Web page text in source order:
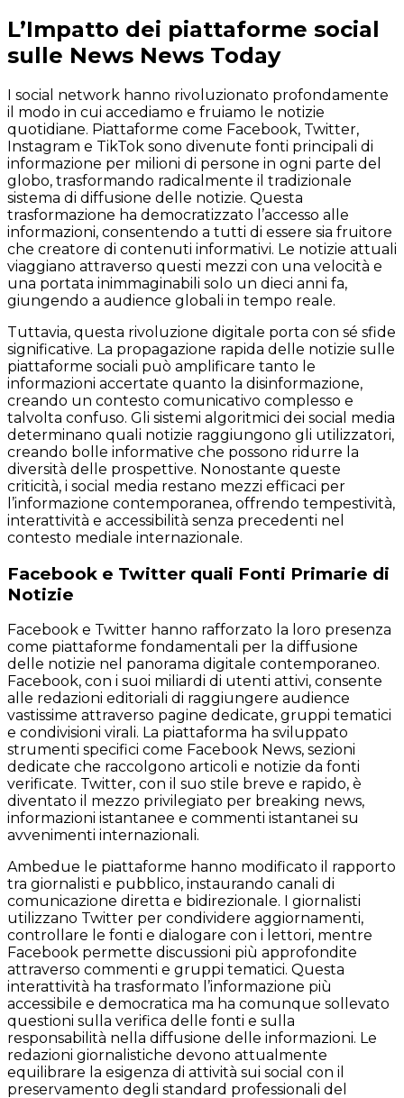
L’Impatto dei piattaforme social
sulle News News Today
I social network hanno rivoluzionato profondamente
il modo in cui accediamo e fruiamo le notizie
quotidiane. Piattaforme come Facebook, Twitter,
Instagram e TikTok sono divenute fonti principali di
informazione per milioni di persone in ogni parte del
globo, trasformando radicalmente il tradizionale
sistema di diffusione delle notizie. Questa
trasformazione ha democratizzato l’accesso alle
informazioni, consentendo a tutti di essere sia fruitore
che creatore di contenuti informativi. Le notizie attuali
viaggiano attraverso questi mezzi con una velocità e
una portata inimmaginabili solo un dieci anni fa,
giungendo a audience globali in tempo reale.
Tuttavia, questa rivoluzione digitale porta con sé sfide
significative. La propagazione rapida delle notizie sulle
piattaforme sociali può amplificare tanto le
informazioni accertate quanto la disinformazione,
creando un contesto comunicativo complesso e
talvolta confuso. Gli sistemi algoritmici dei social media
determinano quali notizie raggiungono gli utilizzatori,
creando bolle informative che possono ridurre la
diversità delle prospettive. Nonostante queste
criticità, i social media restano mezzi efficaci per
l’informazione contemporanea, offrendo tempestività,
interattività e accessibilità senza precedenti nel
contesto mediale internazionale.
Facebook e Twitter quali Fonti Primarie di
Notizie
Facebook e Twitter hanno rafforzato la loro presenza
come piattaforme fondamentali per la diffusione
delle notizie nel panorama digitale contemporaneo.
Facebook, con i suoi miliardi di utenti attivi, consente
alle redazioni editoriali di raggiungere audience
vastissime attraverso pagine dedicate, gruppi tematici
e condivisioni virali. La piattaforma ha sviluppato
strumenti specifici come Facebook News, sezioni
dedicate che raccolgono articoli e notizie da fonti
verificate. Twitter, con il suo stile breve e rapido, è
diventato il mezzo privilegiato per breaking news,
informazioni istantanee e commenti istantanei su
avvenimenti internazionali.
Ambedue le piattaforme hanno modificato il rapporto
tra giornalisti e pubblico, instaurando canali di
comunicazione diretta e bidirezionale. I giornalisti
utilizzano Twitter per condividere aggiornamenti,
controllare le fonti e dialogare con i lettori, mentre
Facebook permette discussioni più approfondite
attraverso commenti e gruppi tematici. Questa
interattività ha trasformato l’informazione più
accessibile e democratica ma ha comunque sollevato
questioni sulla verifica delle fonti e sulla
responsabilità nella diffusione delle informazioni. Le
redazioni giornalistiche devono attualmente
equilibrare la esigenza di attività sui social con il
preservamento degli standard professionali del